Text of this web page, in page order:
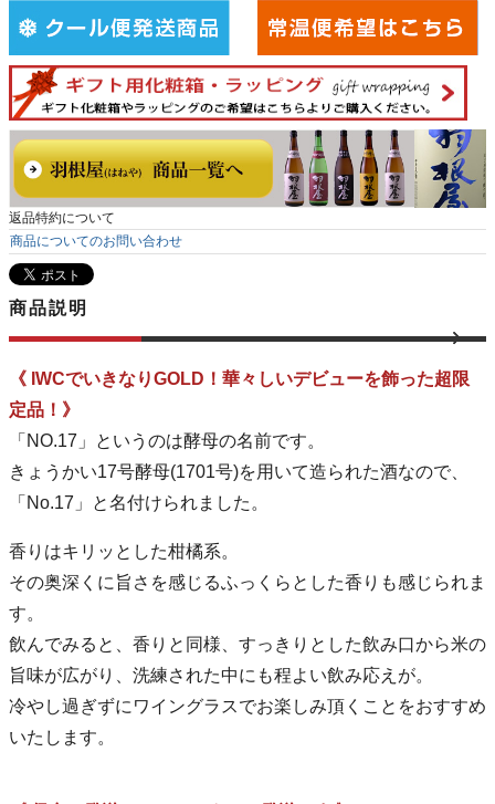
返品特約について
商品についてのお問い合わせ
商品説明
《 IWCでいきなりGOLD！華々しいデビューを飾った超限
定品！》
「NO.17」というのは酵母の名前です。
きょうかい17号酵母(1701号)を用いて造られた酒なので、
「No.17」と名付けられました。
香りはキリッとした柑橘系。
その奥深くに旨さを感じるふっくらとした香りも感じられま
す。
飲んでみると、香りと同様、すっきりとした飲み口から米の
旨味が広がり、洗練された中にも程よい飲み応えが。
冷やし過ぎずにワイングラスでお楽しみ頂くことをおすすめ
いたします。